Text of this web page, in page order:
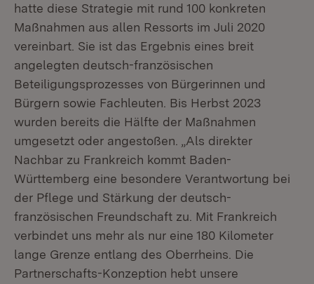
hatte diese Strategie mit rund 100 konkreten
Maßnahmen aus allen Ressorts im Juli 2020
vereinbart. Sie ist das Ergebnis eines breit
angelegten deutsch-französischen
Beteiligungsprozesses von Bürgerinnen und
Bürgern sowie Fachleuten. Bis Herbst 2023
wurden bereits die Hälfte der Maßnahmen
umgesetzt oder angestoßen. „Als direkter
Nachbar zu Frankreich kommt Baden-
Württemberg eine besondere Verantwortung bei
der Pflege und Stärkung der deutsch-
französischen Freundschaft zu. Mit Frankreich
verbindet uns mehr als nur eine 180 Kilometer
lange Grenze entlang des Oberrheins. Die
Partnerschafts-Konzeption hebt unsere